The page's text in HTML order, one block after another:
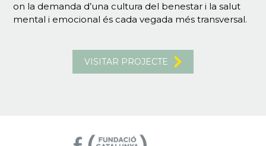
on la demanda d’una cultura del benestar i la salut
mental i emocional és cada vegada més transversal.
VISITAR PROJECTE